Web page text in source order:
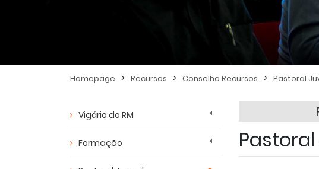
Homepage > Recursos > Conselho Recursos > Pastoral
Vigário do RM
Formação